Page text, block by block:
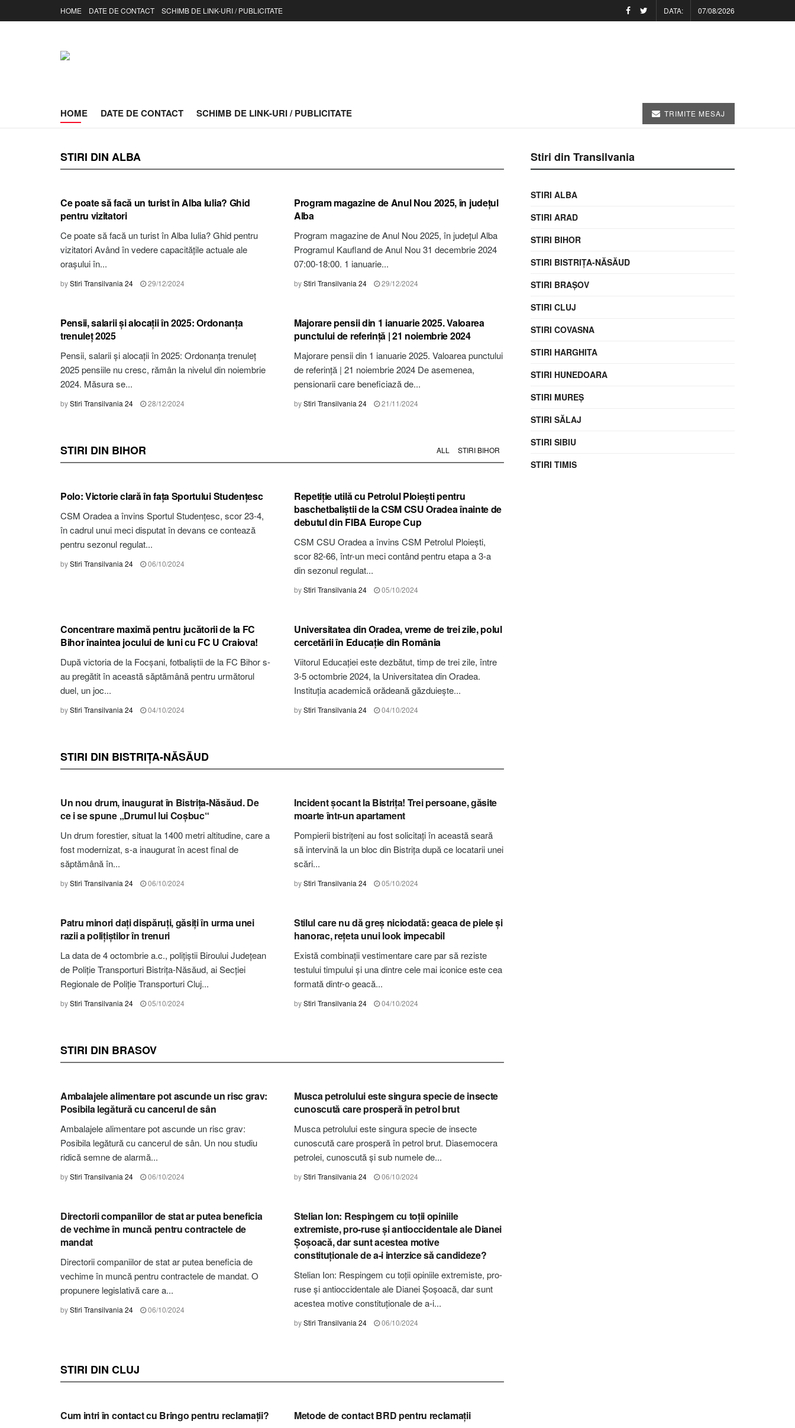
HOME DATE DE CONTACT SCHIMB DE LINK-URI / PUBLICITATE DATA: 07/08/2026
HOME DATE DE CONTACT SCHIMB DE LINK-URI / PUBLICITATE TRIMITE MESAJ
STIRI DIN ALBA
Ce poate să facă un turist în Alba Iulia? Ghid
pentru vizitatori
Ce poate să facă un turist în Alba Iulia? Ghid pentru
vizitatori Având în vedere capacitățile actuale ale
orașului în...
byStiri Transilvania 24 29/12/2024
Program magazine de Anul Nou 2025, în județul
Alba
Program magazine de Anul Nou 2025, în județul Alba
Programul Kaufland de Anul Nou 31 decembrie 2024
07:00-18:00. 1 ianuarie...
byStiri Transilvania 24 29/12/2024
Pensii, salarii și alocații în 2025: Ordonanța
trenuleț 2025
Pensii, salarii și alocații în 2025: Ordonanța trenuleț
2025 pensiile nu cresc, rămân la nivelul din noiembrie
2024. Măsura se...
byStiri Transilvania 24 28/12/2024
Majorare pensii din 1 ianuarie 2025. Valoarea
punctului de referință | 21 noiembrie 2024
Majorare pensii din 1 ianuarie 2025. Valoarea punctului
de referință | 21 noiembrie 2024 De asemenea,
pensionarii care beneficiază de...
byStiri Transilvania 24 21/11/2024
STIRI DIN BIHOR ALL STIRI BIHOR
Polo: Victorie clară în faţa Sportului Studenţesc
CSM Oradea a învins Sportul Studențesc, scor 23-4,
în cadrul unui meci disputat în devans ce contează
pentru sezonul regulat...
byStiri Transilvania 24 06/10/2024
Repetiţie utilă cu Petrolul Ploieşti pentru
baschetbaliştii de la CSM CSU Oradea înainte de
debutul din FIBA Europe Cup
CSM CSU Oradea a învins CSM Petrolul Ploiești,
scor 82-66, într-un meci contând pentru etapa a 3-a
din sezonul regulat...
byStiri Transilvania 24 05/10/2024
Concentrare maximă pentru jucătorii de la FC
Bihor înaintea jocului de luni cu FC U Craiova!
După victoria de la Focşani, fotbaliştii de la FC Bihor s-
au pregătit în această săptămână pentru următorul
duel, un joc...
byStiri Transilvania 24 04/10/2024
Universitatea din Oradea, vreme de trei zile, polul
cercetării în Educație din România
Viitorul Educației este dezbătut, timp de trei zile, între
3-5 octombrie 2024, la Universitatea din Oradea.
Instituția academică orădeană găzduiește...
byStiri Transilvania 24 04/10/2024
STIRI DIN BISTRIȚA-NĂSĂUD
Un nou drum, inaugurat în Bistrița-Năsăud. De
ce i se spune „Drumul lui Coșbuc“
Un drum forestier, situat la 1400 metri altitudine, care a
fost modernizat, s-a inaugurat în acest final de
săptămână în...
byStiri Transilvania 24 06/10/2024
Incident șocant la Bistrița! Trei persoane, găsite
moarte într-un apartament
Pompierii bistrițeni au fost solicitați în această seară
să intervină la un bloc din Bistrița după ce locatarii unei
scări...
byStiri Transilvania 24 05/10/2024
Patru minori dați dispăruți, găsiți în urma unei
razii a polițiștilor în trenuri
La data de 4 octombrie a.c., poliţiştii Biroului Județean
de Poliţie Transporturi Bistrița-Năsăud, ai Secției
Regionale de Poliție Transporturi Cluj...
byStiri Transilvania 24 05/10/2024
Stilul care nu dă greș niciodată: geaca de piele și
hanorac, rețeta unui look impecabil
Există combinații vestimentare care par să reziste
testului timpului și una dintre cele mai iconice este cea
formată dintr-o geacă...
byStiri Transilvania 24 04/10/2024
STIRI DIN BRASOV
Ambalajele alimentare pot ascunde un risc grav:
Posibila legătură cu cancerul de sân
Ambalajele alimentare pot ascunde un risc grav:
Posibila legătură cu cancerul de sân. Un nou studiu
ridică semne de alarmă...
byStiri Transilvania 24 06/10/2024
Musca petrolului este singura specie de insecte
cunoscută care prosperă în petrol brut
Musca petrolului este singura specie de insecte
cunoscută care prosperă în petrol brut. Diasemocera
petrolei, cunoscută și sub numele de...
byStiri Transilvania 24 06/10/2024
Directorii companiilor de stat ar putea beneficia
de vechime în muncă pentru contractele de
mandat
Directorii companiilor de stat ar putea beneficia de
vechime în muncă pentru contractele de mandat. O
propunere legislativă care a...
byStiri Transilvania 24 06/10/2024
Stelian Ion: Respingem cu toții opiniile
extremiste, pro-ruse și antioccidentale ale Dianei
Șoșoacă, dar sunt acestea motive
constituționale de a-i interzice să candideze?
Stelian Ion: Respingem cu toții opiniile extremiste, pro-
ruse și antioccidentale ale Dianei Șoșoacă, dar sunt
acestea motive constituționale de a-i...
byStiri Transilvania 24 06/10/2024
STIRI DIN CLUJ
Cum intri în contact cu Bringo pentru reclamații? Metode de contact BRD pentru reclamații
Stiri din Transilvania
STIRI ALBA
STIRI ARAD
STIRI BIHOR
STIRI BISTRIȚA-NĂSĂUD
STIRI BRAȘOV
STIRI CLUJ
STIRI COVASNA
STIRI HARGHITA
STIRI HUNEDOARA
STIRI MUREȘ
STIRI SĂLAJ
STIRI SIBIU
STIRI TIMIS